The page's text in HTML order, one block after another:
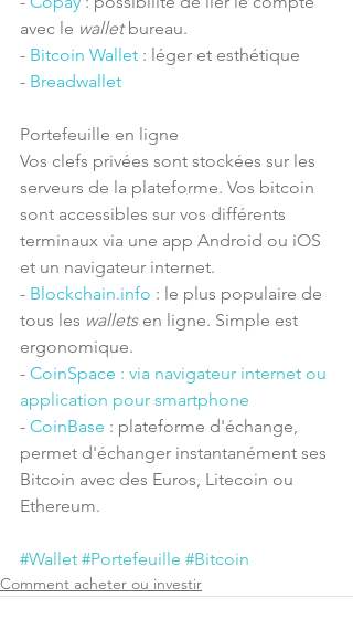
avec le wallet bureau.
- Bitcoin Wallet : léger et esthétique
- Breadwallet
Portefeuille en ligne
Vos clefs privées sont stockées sur les
serveurs de la plateforme. Vos bitcoin
sont accessibles sur vos différents
terminaux via une app Android ou iOS
et un navigateur internet.
- Blockchain.info : le plus populaire de
tous les wallets en ligne. Simple est
ergonomique.
- CoinSpace : via navigateur internet ou
application pour smartphone
- CoinBase : plateforme d'échange,
permet d'échanger instantanément ses
Bitcoin avec des Euros, Litecoin ou
Ethereum.
#Wallet #Portefeuille #Bitcoin
Comment acheter ou investir